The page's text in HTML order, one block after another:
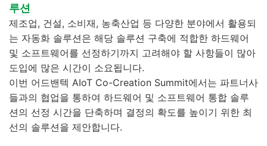
루션
제조업, 건설, 소비재, 농축산업 등 다양한 분야에서 활용되
는 자동화 솔루션은 해당 솔루션 구축에 적합한 하드웨어
및 소프트웨어를 선정하기까지 고려해야 할 사항들이 많아
도입에 많은 시간이 소요됩니다.
이번 어드밴텍 AIoT Co-Creation Summit에서는 파트너사
들과의 협업을 통하여 하드웨어 및 소프트웨어 통합 솔루
션의 선정 시간을 단축하며 결정의 확도를 높이기 위한 최
선의 솔루션을 제안합니다.